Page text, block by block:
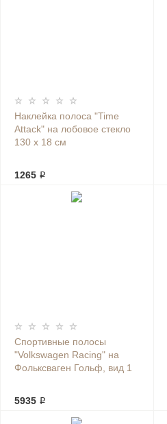
Наклейка полоса "Time
Attack" на лобовое стекло
130 х 18 см
1265 ₽
Спортивные полосы
"Volkswagen Racing" на
Фольксваген Гольф, вид 1
5935 ₽